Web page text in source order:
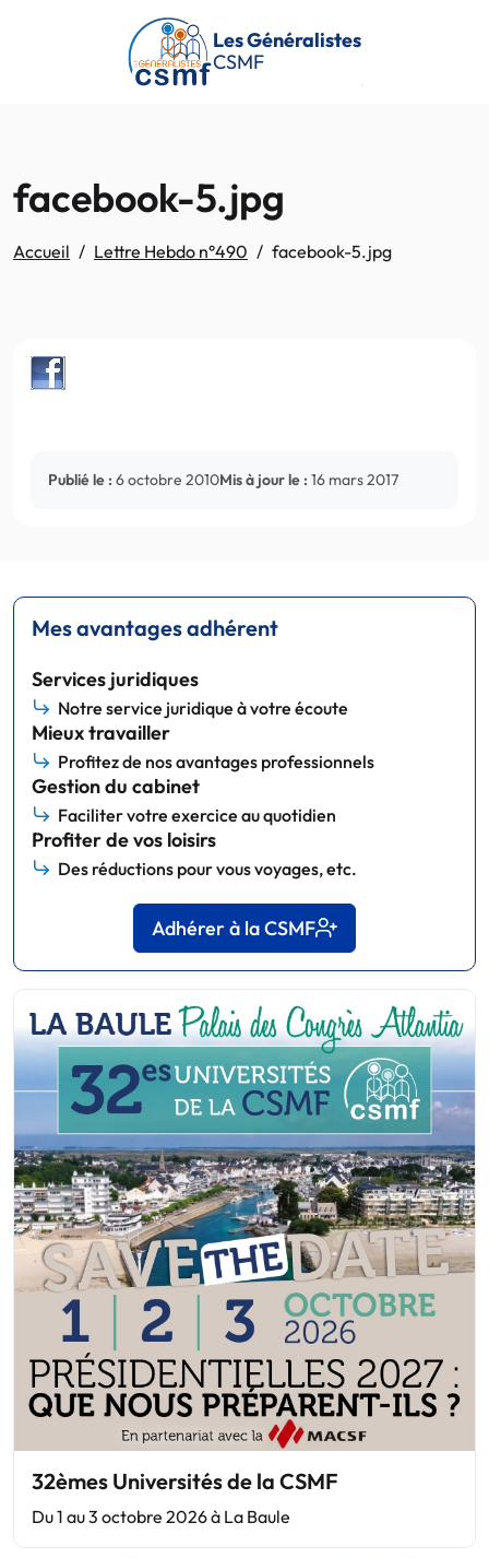
Passer au contenu principal
Les Généralistes
CSMF
facebook-5.jpg
Accueil Lettre Hebdo n°490 facebook-5.jpg
Publié le : 6 octobre 2010Mis à jour le : 16 mars 2017
Mes avantages adhérent
Services juridiques
Notre service juridique à votre écoute
Mieux travailler
Profitez de nos avantages professionnels
Gestion du cabinet
Faciliter votre exercice au quotidien
Profiter de vos loisirs
Des réductions pour vous voyages, etc.
Adhérer à la CSMF
32èmes Universités de la CSMF
Du 1 au 3 octobre 2026 à La Baule